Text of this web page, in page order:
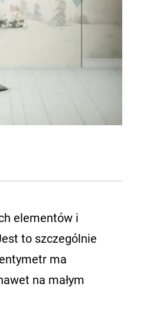
elementów i
to szczególnie
ma
na małym